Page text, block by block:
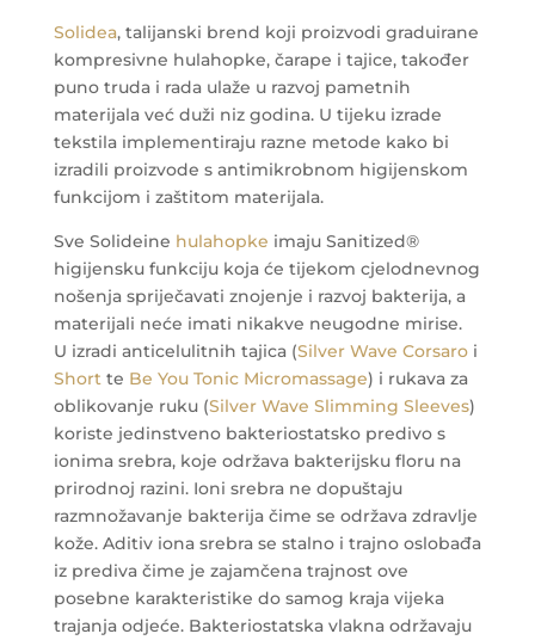
Solidea, talijanski brend koji proizvodi graduirane
kompresivne hulahopke, čarape i tajice, također
puno truda i rada ulaže u razvoj pametnih
materijala već duži niz godina. U tijeku izrade
tekstila implementiraju razne metode kako bi
izradili proizvode s antimikrobnom higijenskom
funkcijom i zaštitom materijala.
Sve Solideine hulahopke imaju Sanitized®
higijensku funkciju koja će tijekom cjelodnevnog
nošenja spriječavati znojenje i razvoj bakterija, a
materijali neće imati nikakve neugodne mirise.
U izradi anticelulitnih tajica (Silver Wave Corsaroi
Shortte Be You Tonic Micromassage) i rukava za
oblikovanje ruku (Silver Wave Slimming Sleeves)
koriste jedinstveno bakteriostatsko predivo s
ionima srebra, koje održava bakterijsku floru na
prirodnoj razini. Ioni srebra ne dopuštaju
razmnožavanje bakterija čime se održava zdravlje
kože. Aditiv iona srebra se stalno i trajno oslobađa
iz prediva čime je zajamčena trajnost ove
posebne karakteristike do samog kraja vijeka
trajanja odjeće. Bakteriostatska vlakna održavaju